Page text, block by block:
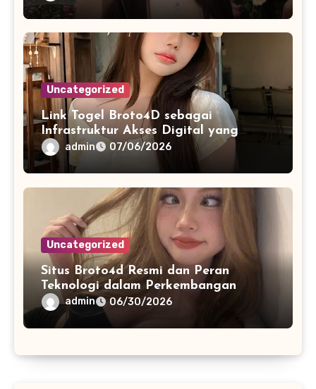
Uncategorized
Link Togel Broto4D sebagai
Infrastruktur Akses Digital yang
Lebih Stabil dan Cepat
admin 07/06/2026
Uncategorized
Situs Broto4d Resmi dan Peran
Teknologi dalam Perkembangan
Platform Online
admin 06/30/2026